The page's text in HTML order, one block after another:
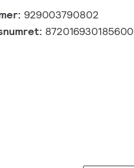
929003790802
872016930185600